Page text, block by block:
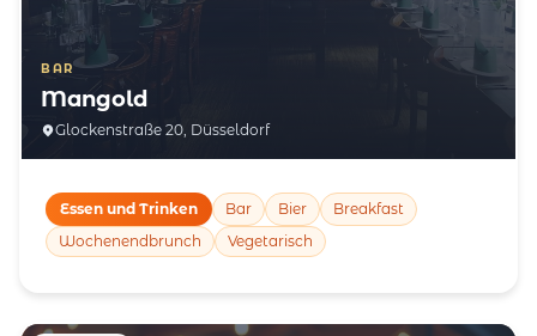
BAR
Mangold
Glockenstraße 20, Düsseldorf
Essen und Trinken Bar Bier
Breakfast
Wochenendbrunch
Vegetarisch